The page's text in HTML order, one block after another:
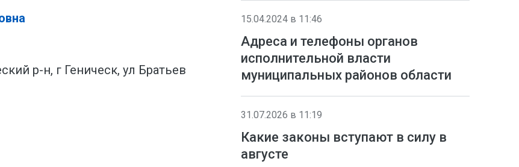
р-н, г Геническ, ул Братьев
15.04.2024 в 11:46
Адреса и телефоны органов
исполнительной власти
муниципальных районов области
31.07.2026 в 11:19
Какие законы вступают в силу в
августе